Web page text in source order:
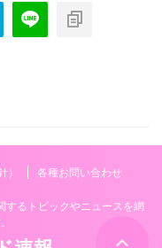
各種お問い合わせ
するトピックやニュースを網